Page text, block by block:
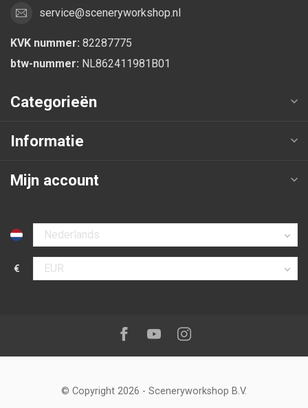
service@sceneryworkshop.nl
KVK nummer: 82287775
btw-nummer: NL862411981B01
Categorieën
Informatie
Mijn account
Selecteer taal
€
Selecteer valuta
Volg ons op:Facebook
YoutubeInstagram
© Copyright 2026 - Sceneryworkshop B.V.